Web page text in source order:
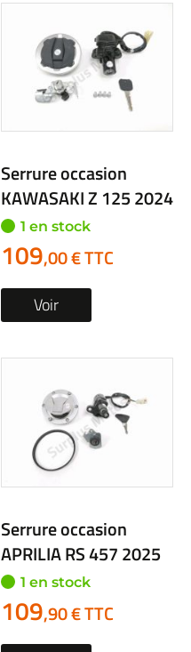
Serrure occasion
KAWASAKI Z 125 2024
1 en stock
109,00 € TTC
Voir
Serrure occasion
APRILIA RS 457 2025
1 en stock
109,90 € TTC